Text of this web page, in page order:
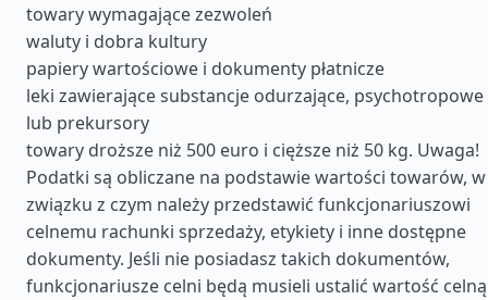
towary wymagające zezwoleń
waluty i dobra kultury
papiery wartościowe i dokumenty płatnicze
leki zawierające substancje odurzające, psychotropowe
lub prekursory
towary droższe niż 500 euro i cięższe niż 50 kg. Uwaga!
Podatki są obliczane na podstawie wartości towarów, w
związku z czym należy przedstawić funkcjonariuszowi
celnemu rachunki sprzedaży, etykiety i inne dostępne
dokumenty. Jeśli nie posiadasz takich dokumentów,
funkcjonariusze celni będą musieli ustalić wartość celną